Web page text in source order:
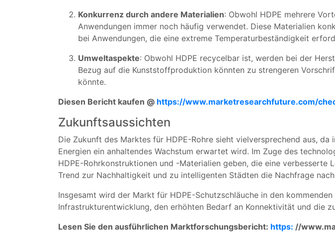
Konkurrenz durch andere Materialien: Obwohl HDPE mehrere
Anwendungen immer noch häufig verwendet. Diese Materialien
bei Anwendungen, die eine extreme Temperaturbeständigkeit
Umweltaspekte: Obwohl HDPE recycelbar ist, werden bei der
Bezug auf die Kunststoffproduktion könnten zu strengeren
könnte.
Diesen Bericht kaufen @ https://www.marketresearchfuture.com/
Zukunftsaussichten
Die Zukunft des Marktes für HDPE-Rohre sieht vielversprechend aus,
Energien ein anhaltendes Wachstum erwartet wird. Im Zuge des
HDPE-Rohrkonstruktionen und -Materialien geben, die eine
Trend zur Nachhaltigkeit und zu intelligenten Städten die Nachfrage
Insgesamt wird der Markt für HDPE-Schutzschläuche in den
Infrastrukturentwicklung, den erhöhten Bedarf an Konnektivität und die
Lesen Sie den ausführlichen Marktforschungsbericht: https: //